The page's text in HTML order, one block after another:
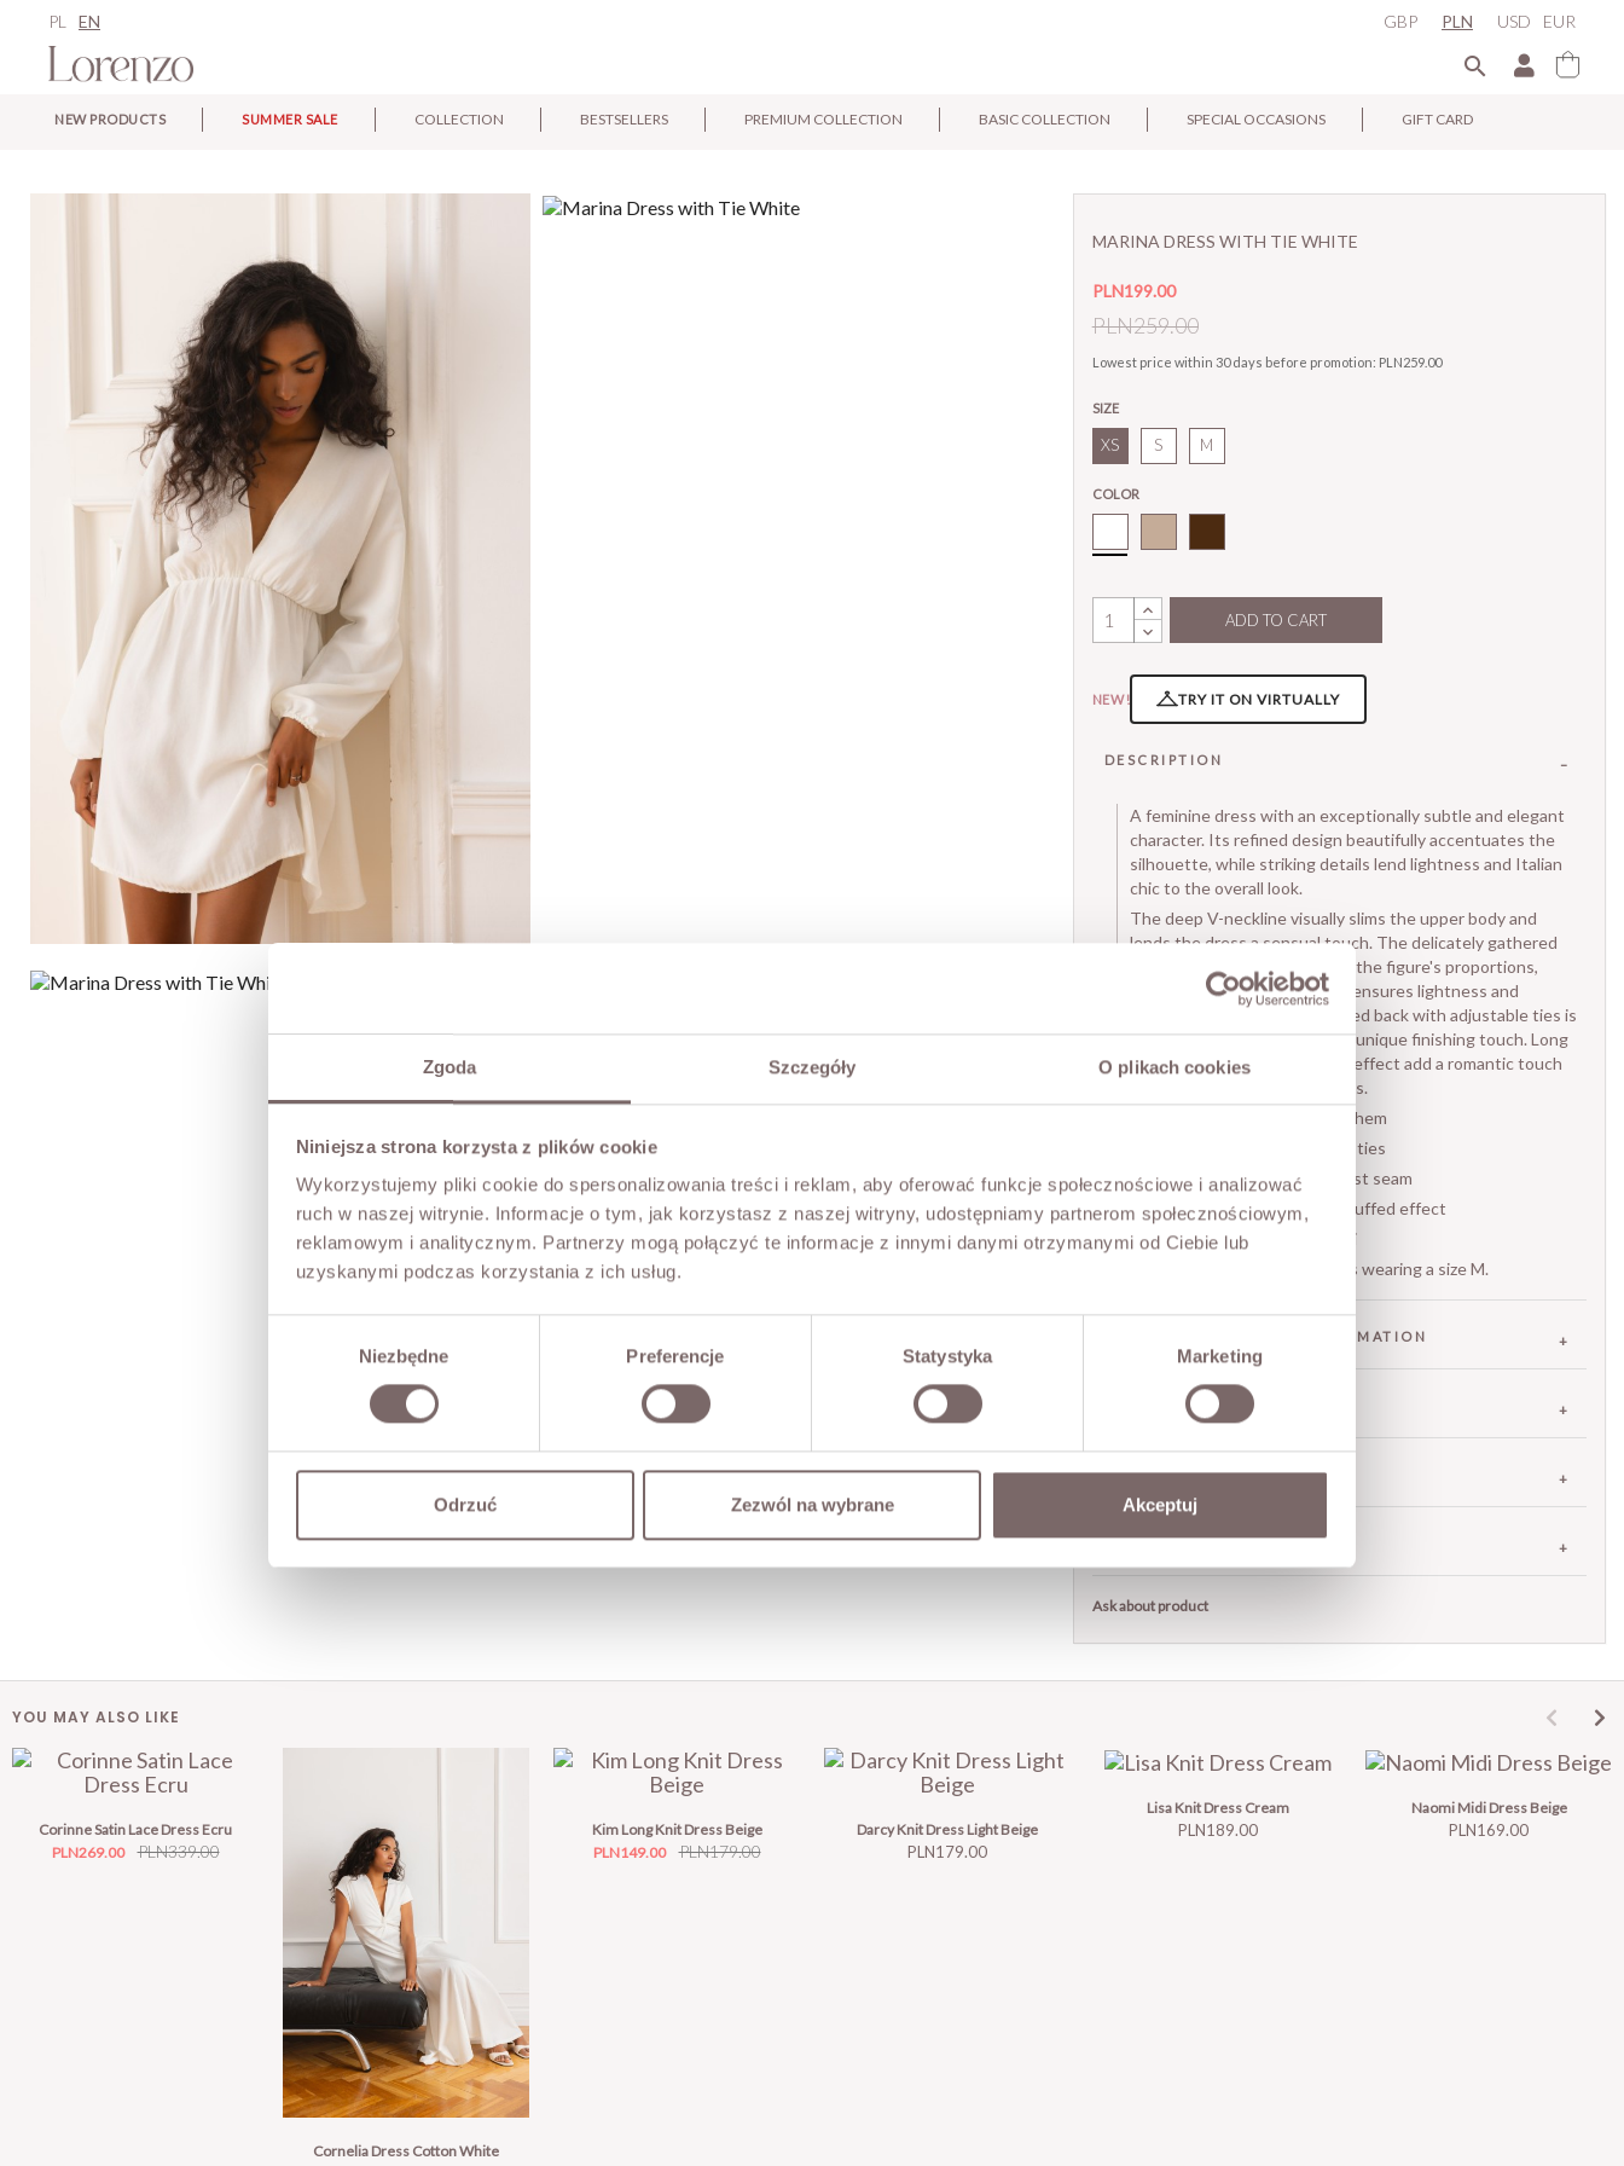
Zgoda Szczegóły O plikach cookies
Niniejsza strona korzysta z plików cookie
Wykorzystujemy pliki cookie do spersonalizowania treści i reklam, aby oferować funkcje społecznościowe i analizować
ruch w naszej witrynie. Informacje o tym, jak korzystasz z naszej witryny, udostępniamy partnerom społecznościowym,
reklamowym i analitycznym. Partnerzy mogą połączyć te informacje z innymi danymi otrzymanymi od Ciebie lub
uzyskanymi podczas korzystania z ich usług.
Niezbędne Preferencje Statystyka Marketing
Odrzuć Zezwól na wybrane Akceptuj
PL EN EUR
GBP PLN USD

NEW PRODUCTS SUMMER SALE COLLECTION BESTSELLERS PREMIUM COLLECTION BASIC COLLECTION SPECIAL OCCASIONS GIFT CARD
MARINA DRESS WITH TIE WHITE
PLN199.00
PLN259.00
Lowest price within 30 days before promotion: PLN259.00
SIZE
XS S M
COLOR
ADD TO CART
NEW! TRY IT ON VIRTUALLY
DESCRIPTION
A feminine dress with an exceptionally subtle and elegant
character. Its refined design beautifully accentuates the
silhouette, while striking details lend lightness and Italian
chic to the overall look.
The deep V-neckline visually slims the upper body and
lends the dress a sensual touch. The delicately gathered
underbust seam accentuates the figure's proportions,
while the free-falling hemline ensures lightness and
comfort. The strikingly exposed back with adjustable ties is
also eye-catching, providing a unique finishing touch. Long
sleeves with a slightly puffed effect add a romantic touch
and subtle volume to the dress.
- deep V-neckline with a wide hem
- strikingly exposed back with ties
- delicately gathered underbust seam
- long sleeves with a slightly puffed effect
- Italian brand Giorgia Giannini
The model is 173 cm tall and is wearing a size M.
FABRIC / ADDITIONAL INFORMATION
RETURNS
SHIPPING
Ask about product
YOU MAY ALSO LIKE
Corinne Satin Lace Dress Ecru
Price
PLN269.00
Regular
PLN339.00
Cornelia Dress Cotton White
Kim Long Knit Dress Beige
Price
PLN149.00
Regular
PLN179.00
Darcy Knit Dress Light Beige
Price
PLN179.00
Lisa Knit Dress Cream
Price
PLN189.00
Naomi Midi Dress Beige
Price
PLN169.00
×